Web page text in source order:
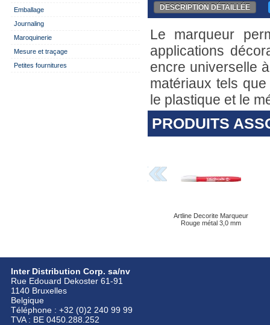
Emballage
Journaling
Maroquinerie
Mesure et traçage
Petites fournitures
DESCRIPTION DÉTAILLÉE
Le marqueur
applications
encre universelle
matériaux tels
le plastique et le
PRODUITS
Artline Decorite Marqueur
Rouge métal 3,0 mm
Inter Distribution Corp. sa/nv
Rue Edouard Dekoster 61-91
1140 Bruxelles
Belgique
Téléphone : +32 (0)2 240 99 99
TVA : BE 0450.288.252